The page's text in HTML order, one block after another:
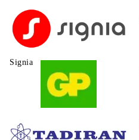
Signia